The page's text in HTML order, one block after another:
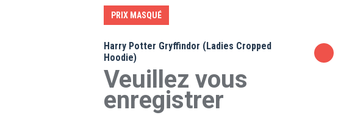
PRIX MASQUÉ
Harry Potter Gryffindor (Ladies Cropped
Hoodie)
Veuillez vous
enregistrer